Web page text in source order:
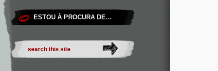
ESTOU À PROCURA DE…